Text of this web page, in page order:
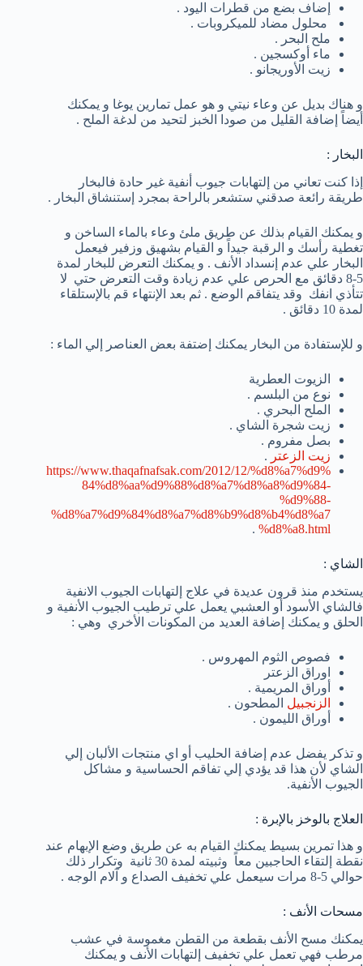
إضاف بضع من قطرات اليود .
محلول مضاد للميكروبات .
ملح البحر .
ماء أوكسجين .
زيت الأوريجانو .
و هناك بديل عن وعاء نيتي و هو عمل تمارين يوغا و يمكنك
أيضاً إضافة القليل من صودا الخبز لتحيد من لدغة الملح .
البخار :
إذا كنت تعاني من إلتهابات جيوب أنفية غير حادة فالبخار
طريقة رائعة صدقني ستشعر بالراحة بمجرد إستنشاق البخار .
و يمكنك القيام بذلك عن طريق ملئ وعاء بالماء الساخن و
تغطية رأسك و الرقبة جيداً و القيام بشهيق وزفير فيعمل
البخار علي عدم إنسداد الأنف . و يمكنك التعرض للبخار لمدة
5-8 دقائق مع الحرص علي عدم زيادة وقت التعرض حتي لا
تتأذي انفك وقد يتفاقم الوضع . ثم بعد الإنتهاء قم بالإستلقاء
لمدة 10 دقائق .
و للإستفادة من البخار يمكنك إضتفة بعض العناصر إلي الماء :
الزيوت العطرية
نوع من البلسم .
الملح البحري .
زيت شجرة الشاي .
بصل مفروم .
زيت الزعتر .
https://www.thaqafnafsak.com/2012/12/%d8%a7%d9%
84%d8%aa%d9%88%d8%a7%d8%a8%d9%84-
%d9%88-
%d8%a7%d9%84%d8%a7%d8%b9%d8%b4%d8%a7
%d8%a8.html
.
الشاي :
يستخدم منذ قرون عديدة في علاج إلتهابات الجيوب الانفية
فالشاي الأسود أو العشبي يعمل علي ترطيب الجيوب الأنفية و
الحلق و يمكنك إضافة العديد من المكونات الأخري وهي :
فصوص الثوم المهروس .
اوراق الزعتر
أوراق المريمية .
الزنجبيل المطحون .
أوراق الليمون .
و تذكر يفضل عدم إضافة الحليب أو اي منتجات الألبان إلي
الشاي لأن هذا قد يؤدي إلي تفاقم الحساسية و مشاكل
الجيوب الأنفية.
العلاج بالوخز بالإبرة :
و هذا تمرين بسيط يمكنك القيام به عن طريق وضع الإبهام عند
نقطة إلتقاء الحاجبين معاً وثبيته لمدة 30 ثانية وتكرار ذلك
حوالي 5-8 مرات سيعمل علي تخفيف الصداع و آلام الوجه .
مسحات الأنف :
يمكنك مسح الأنف بقطعة من القطن مغموسة في عشب
مرطب فهي تعمل علي تخفيف إلتهابات الأنف و يمكنك